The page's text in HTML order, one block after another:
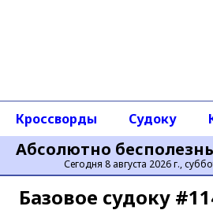
Абсолютно
Сегодня 8 августа 2026 г.,
Кроссворды Судоку
Базовое cудоку